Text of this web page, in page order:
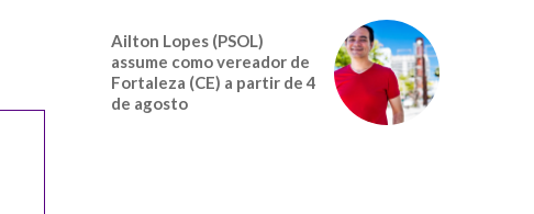
Ailton Lopes (PSOL)
assume como vereador de
Fortaleza (CE) a partir de 4
de agosto